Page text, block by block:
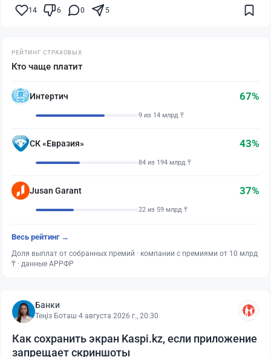
14 6 0 5
РЕЙТИНГ СТРАХОВЫХ
Кто чаще платит
Интертич 67%
9 из 14 млрд ₸
СК «Евразия» 43%
84 из 194 млрд ₸
Jusan Garant 37%
22 из 59 млрд ₸
Весь рейтинг →
Доля выплат от собранных премий · компании с премиями от 10 млрд
₸ · данные АРРФР
Банки
Теңіз Боташ·4 августа 2026 г., 20:30
Как сохранить экран Kaspi.kz, если приложение
запрещает скриншоты